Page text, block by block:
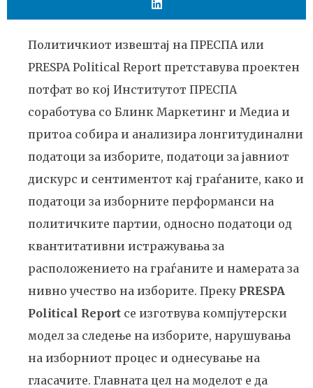
Политичкиот извештај на ПРЕСПА или
PRESPA Political Report претставува проектен
потфат во кој Институтот ПРЕСПА
соработува со Блинк Маркетинг и Медиа и
притоа собира и анализира лонгитудинални
податоци за изборите, податоци за јавниот
дискурс и сентиментот кај граѓаните, како и
податоци за изборните перформанси на
политичките партии, односно податоци од
квантитативни истражувања за
расположението на граѓаните и намерата за
нивно учество на изборите. Преку PRESPA
Political Report се изготвува компјутерски
модел за следење на изборите, нарушувања
на изборниот процес и однесување на
гласачите. Главната цел на моделот е да